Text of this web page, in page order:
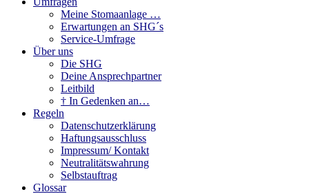
Meine Stomaanlage …
Erwartungen an SHG´s
Service-Umfrage
Über uns
Die SHG
Deine Ansprechpartner
Leitbild
† In Gedenken an…
Regeln
Datenschutzerklärung
Haftungsausschluss
Impressum/ Kontakt
Neutralitätswahrung
Selbstauftrag
Glossar